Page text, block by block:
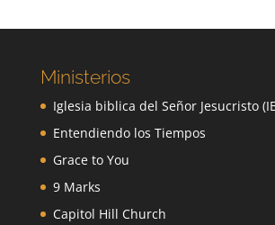
Ministerios
Iglesia biblica del Señor Jesucristo
Entendiendo los Tiempos
Grace to You
9 Marks
Capitol Hill Church